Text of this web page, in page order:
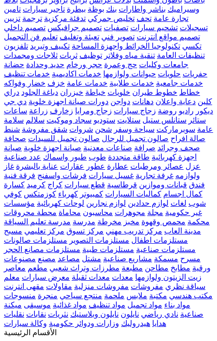
وسيراميك بناشر واطارات بنك بوظة بيطرة تاجير سيارات تامين
تجارة عامة تحف تخليص جمركي تدفئة مركزية ترجمة تزيين
تسجيلات تشحيم سيارات تصفيات تصميم جرافيكس تصميم داخلي
تصميم مواقع انترنت تصوير فني تعبئة وتغليف تعليم فن التجميل
تكسي تكنولوجيا الخرائط واجهزة المساحة تكييف وتبريد تلفزيون
تنظيفات العامة تنقية مياه وفلاتر توظيف ثريات ثلاجات ومجمدات
جامعات وكليات حج وعمرة حجر ورخام حديد وحدادة حضانة
حفريات حلويات حيوانات ولوازمها خدمات اكاديمية خدمات تنظيف
خدمات جامعية خدمات طلابية خدمات عامة خزف خضار وفواكه
خطاط خطوط طيران خلويات خياطة خيزران دباغة الجلود دراي
كلين دعاية واعلان دهانات دواجن دورات صيانة اجهزة خلوية دي جي
ديكور راديو روضة زجاج سيارات زجاج ومرايا زخارف زراعة ساعات
ستائر ستانلس ستيل ستلايت ستوديو سجاد وموكيت سلالم سلامة
عامة سوبرماركت سياحة وسفر شحن شروات شقق مفروشة شنط
صالة افراح صالون تجميل للرجال صالون تجميل للسيدات صحافة
صحف وجرائد صرافة صناعات معدنية صيانة اجهزة خلوية صيانة
اجهزة كهربائية طاقة متجددة طوب طيور واسماك عدد صناعية
عزل عصائر ومرطبات عطارة عطور عقارات عناية بالبشرة غاز
ولوازمه غرفة تجارية غسيل سيارات فرشات واسفنج فرقة فنية
فندق قبانات وموازين قرطاسية قطع سيارات كراج كرميد كسارة
كمال اجسام كماليات السيارات كمبيوتر كهرباء كوزمتكس كوفي
شوب لغات لوازم حدادين لوازم نجارين لوحات كهربائية مؤسسات
غير حكومية مجلة مجوهرات محاسبون محاماة محطة محروقات
محكمة محمص وقهوة مخبز مخرطة مدرسة مدرسة تعليم السياقة
مدينة العاب مركز تدريب مهني مركز تسوق مركز تعليمي مسبح
مستلزمات اطفال مستلزمات التصوير مستلزمات صالونات
مستلزمات صناعية مستلزمات طبية مستلزمات مصانع الحجر
مسرح مسمكة مشاريع صناعية مشتل مصاعد مصنع مصنوعات
ورقية مطابخ مطاحن مطبعة مطرزات وتراث شعبي مطعم معاصر
زيت الزيتون ولوازمها معدات معدات ثقيلة معرض سيارات معلم
سياقة نظري مفروشات مفروشات منزلية مقاولات مقهى انترنت
مكتب هندسي مكتبة ملابس ملحمة منتجع سياحي منجرة منسوجات
مواد بناء مواد تجميل مواد تنظيف مواد غذائية موسيقى ميكنة
صناعية نادي رياضي نايلون نايلون وبلاستيك نثريات نقابات نقليات
هدايا هيدروليك وزارات ودوائر حكومية وكالة سيارات
الأقسام الرئيسية